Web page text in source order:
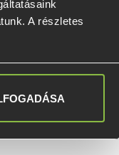
A részletes